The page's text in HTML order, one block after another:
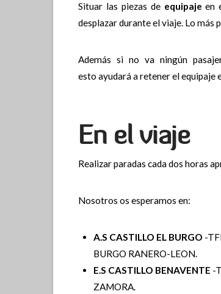
Situar las piezas de equipaje en
desplazar durante el viaje. Lo más
Además si no va ningún
esto ayudará a retener el equipaje
En el viaje
Realizar paradas cada dos horas
Nosotros os esperamos en:
A.S CASTILLO EL BURGO -
BURGO RANERO-LEON.
E.S CASTILLO BENAVENTE -
ZAMORA.